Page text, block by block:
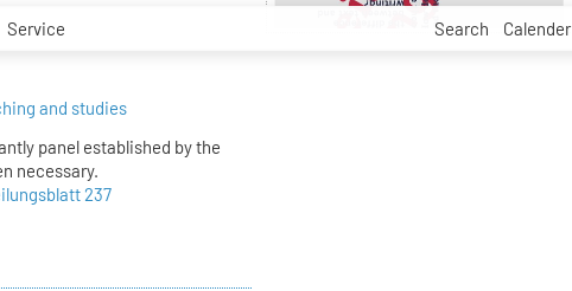
Service Search Calender
and studies
panel established by the
necessary.
237